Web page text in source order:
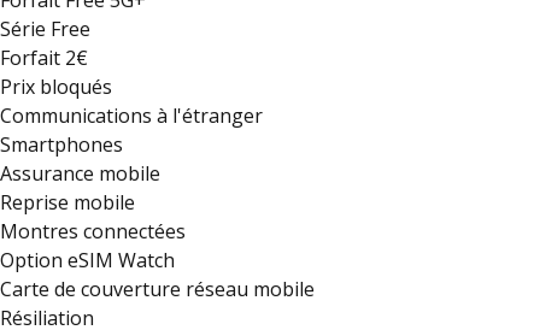
Série Free
Forfait 2€
Prix bloqués
Communications à l'étranger
Smartphones
Assurance mobile
Reprise mobile
Montres connectées
Option eSIM Watch
Carte de couverture réseau mobile
Résiliation